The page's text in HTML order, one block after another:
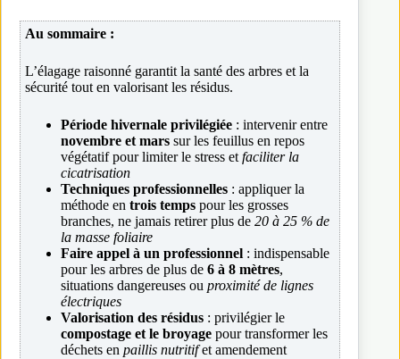
Au sommaire :
L’élagage raisonné garantit la santé des arbres et la
sécurité tout en valorisant les résidus.
Période hivernale privilégiée : intervenir entre
novembre et mars sur les feuillus en repos
végétatif pour limiter le stress et faciliter la
cicatrisation
Techniques professionnelles : appliquer la
méthode en trois temps pour les grosses
branches, ne jamais retirer plus de 20 à 25 % de
la masse foliaire
Faire appel à un professionnel : indispensable
pour les arbres de plus de 6 à 8 mètres,
situations dangereuses ou proximité de lignes
électriques
Valorisation des résidus : privilégier le
compostage et le broyage pour transformer les
déchets en paillis nutritifet amendement